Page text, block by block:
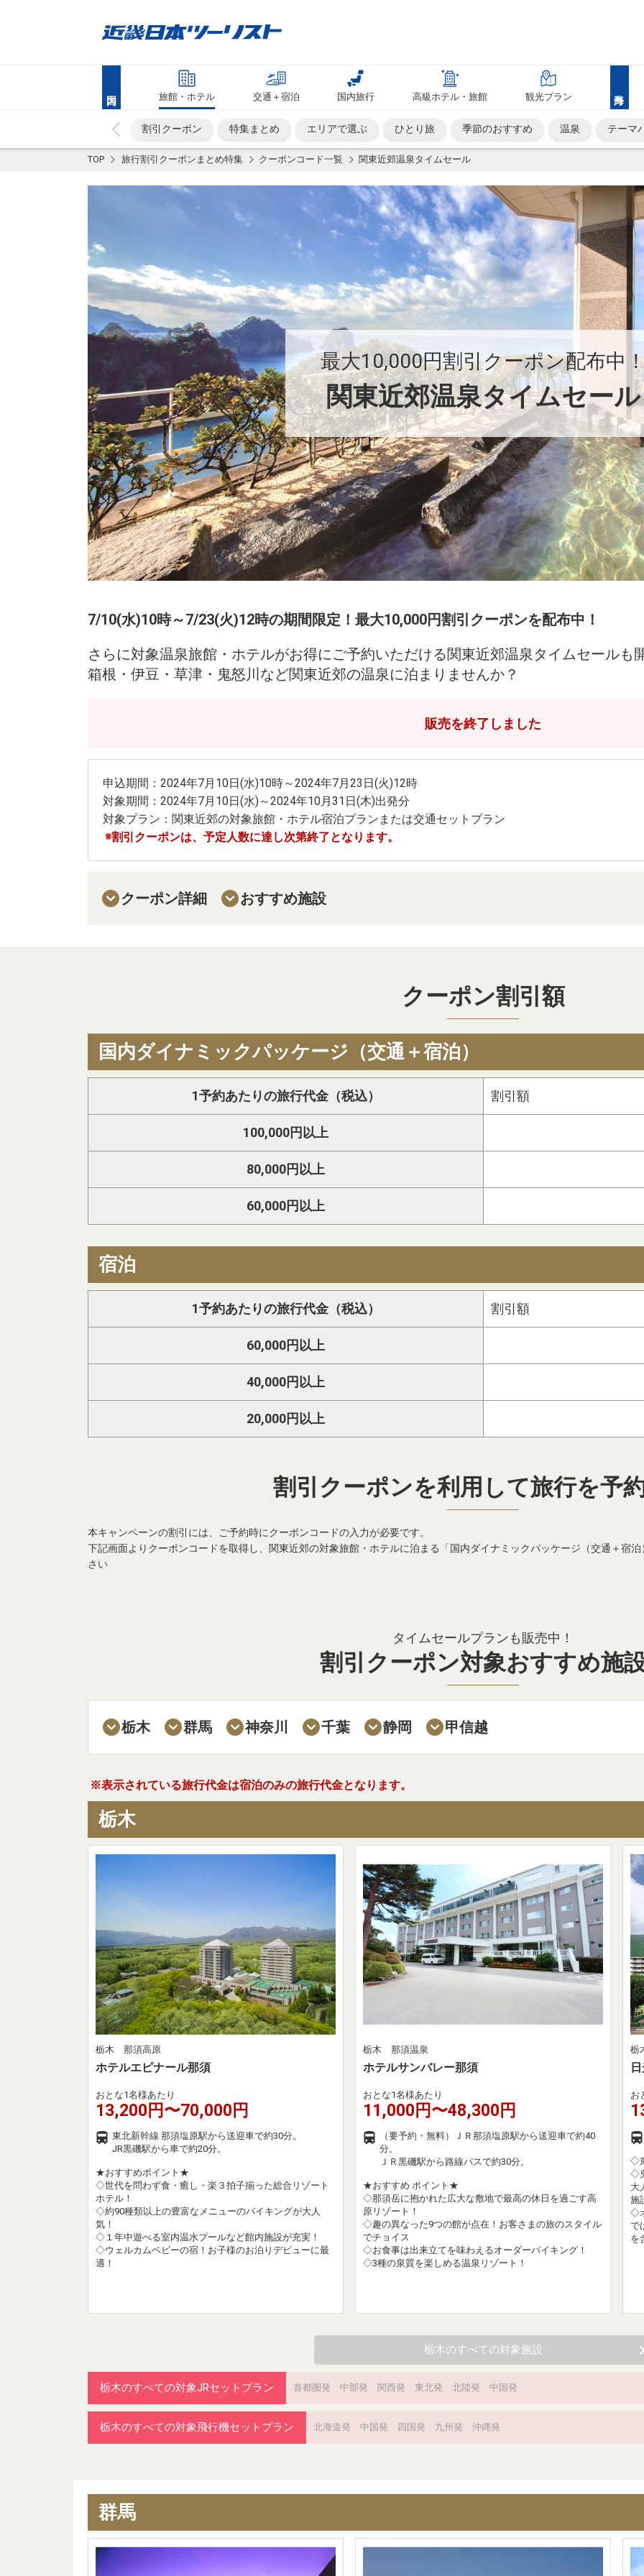
旅館・ホテル 交通＋宿泊 国内旅行 高級ホテル・旅館 観光プラン
割引クーポン 特集まとめ エリアで選ぶ ひとり旅 季節のおすすめ 温泉 テーマ
TOP 旅行割引クーポンまとめ特集 クーポンコード一覧 関東近郊温泉タイムセール
最大10,000円割引クーポン配布中
関東近郊温泉タイムセール
7/10(水)10時～7/23(火)12時の期間限定！最大10,000円割引クーポンを配布中！
さらに対象温泉旅館・ホテルがお得にご予約いただける関東近郊温泉タイムセールも
箱根・伊豆・草津・鬼怒川など関東近郊の温泉に泊まりませんか？
販売を終了しました
申込期間：2024年7月10日(水)10時～2024年7月23日(火)12時
対象期間：2024年7月10日(水)～2024年10月31日(木)出発分
対象プラン：関東近郊の対象旅館・ホテル宿泊プランまたは交通セットプラン
※割引クーポンは、予定人数に達し次第終了となります。
クーポン詳細 おすすめ施設
クーポン割引額
国内ダイナミックパッケージ（交通＋宿泊）
1予約あたりの旅行代金（税込） 割引額
100,000円以上
80,000円以上
60,000円以上
宿泊
1予約あたりの旅行代金（税込） 割引額
60,000円以上
40,000円以上
20,000円以上
割引クーポンを利用して旅行を予
本キャンペーンの割引には、ご予約時にクーポンコードの入力が必要です。
下記画面よりクーポンコードを取得し、関東近郊の対象旅館・ホテルに泊まる「国内ダイナミックパッケージ（交通＋宿
さい
タイムセールプランも販売中！
割引クーポン対象おすすめ施
栃木 群馬 神奈川 千葉 静岡 甲信越
※表示されている旅行代金は宿泊のみの旅行代金となります。
栃木
栃木 那須高原
ホテルエピナール那須
おとな1名様あたり
13,200円〜70,000円
東北新幹線 那須塩原駅から送迎車で約30分。
JR黒磯駅から車で約20分。
★おすすめポイント★
◇世代を問わず食・癒し・楽３拍子揃った総合リゾート
ホテル！
◇約90種類以上の豊富なメニューのバイキングが大人
気！
◇１年中遊べる室内温水プールなど館内施設が充実！
◇ウェルカムベビーの宿！お子様のお泊りデビューに最
適！
栃木 那須温泉
ホテルサンバレー那須
おとな1名様あたり
11,000円〜48,300円
（要予約・無料）ＪＲ那須塩原駅から送迎車で約40
分。
ＪＲ黒磯駅から路線バスで約30分。
★おすすめ ポイント★
◇那須岳に抱かれた広大な敷地で最高の休日を過ごす高
原リゾート！
◇趣の異なった9つの館が点在！お客さまの旅のスタイル
でチョイス
◇お食事は出来立てを味わえるオーダーバイキング！
◇3種の泉質を楽しめる温泉リゾート！
栃
お
◇
◇
大
施
◇
で
を
栃木のすべての対象施設
栃木のすべての対象JRセットプラン 首都圏発 中部発 関西発 東北発 北陸発 中国発
栃木のすべての対象飛行機セットプラン 北海道発 中国発 四国発 九州発 沖縄発
群馬